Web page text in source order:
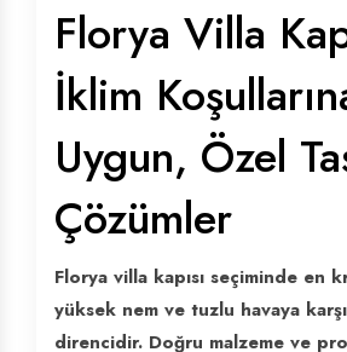
Florya Villa
İklim
Uygun, Özel
Çözümler
Florya villa kapısı seçiminde en
yüksek nem ve tuzlu havaya
direncidir. Doğru malzeme ve